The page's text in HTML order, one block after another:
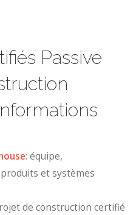
Passive
: équipe,
et systèmes
de construction certifié